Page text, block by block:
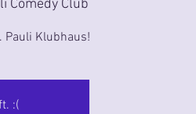
Comedy Club
Pauli Klubhaus!
:(